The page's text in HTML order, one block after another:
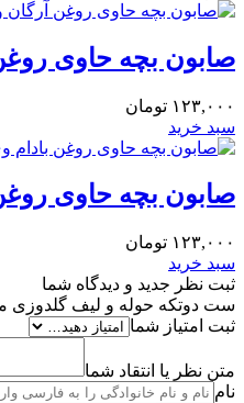
صابون بچه حاوی
۱۲۳,۰۰۰ تومان
سبد خرید
صابون بچه حاوی
۱۲۳,۰۰۰ تومان
سبد خرید
ثبت نظر جدید و دیدگاه شما
ست دوتکه حوله و لیف گلدوزی
ثبت امتیاز شما
متن نظر یا انتقاد شما
نام